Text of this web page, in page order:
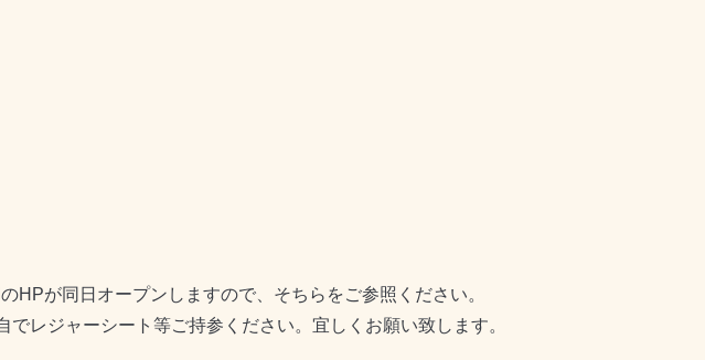
が同日オープンしますので、そちらをご参照ください。
レジャーシート等ご持参ください。宜しくお願い致します。